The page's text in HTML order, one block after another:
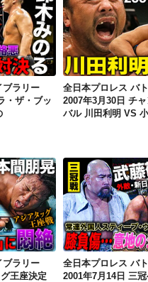
全日本プロレス バトルライブラリー 2007年10月18日 アブドーラ・ザ・ブッチャー/渕正信 VS 鈴木みのる/MAZADA
ブラリー
・ザ・ブッ
全日本プロレス バ
2007年3月30日 チ
バル 川田利明 VS
全日本プロレス バトルライブラリー 2005年6月19日 アジアタッグ王座決定戦 中嶋勝彦 本間朋晃 VS 近藤修司 "brother"YASSHI
ブラリー
王座決定
全日本プロレス バ
2001年7月14日 三